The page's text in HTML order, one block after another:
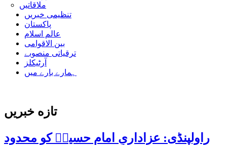
ملاقاتیں
تنظیمی خبریں
پاکستان
عالم اسلام
بین الاقوامی
ترقیاتی منصوبے
آرٹیکلز
ہمارے بارے میں
تازه خبریں
راولپنڈی: عزاداریِ امام حسینؑ کو محدود